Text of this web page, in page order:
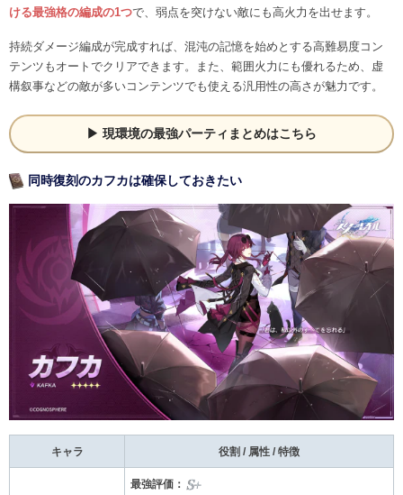
ける最強格の編成の1つで、弱点を突けない敵にも高火力を出せます。
持続ダメージ編成が完成すれば、混沌の記憶を始めとする高難易度コン
テンツもオートでクリアできます。また、範囲火力にも優れるため、虚
構叙事などの敵が多いコンテンツでも使える汎用性の高さが魅力です。
現環境の最強パーティまとめはこちら
同時復刻のカフカは確保しておきたい
キャラ 役割 / 属性 / 特徴
最強評価：